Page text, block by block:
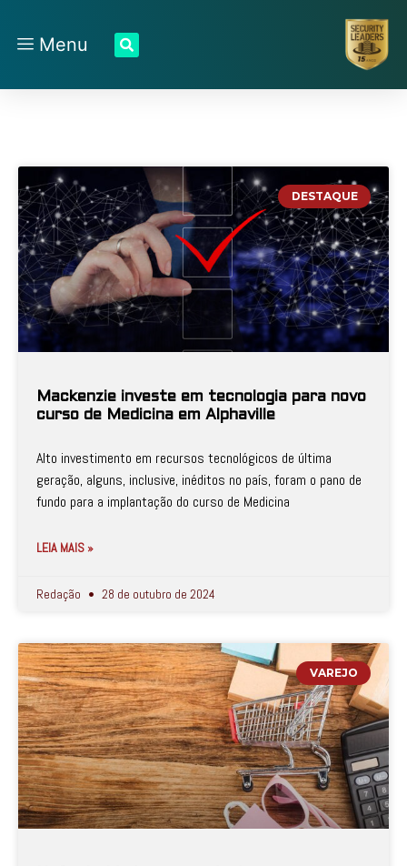
Menu
DESTAQUE
Mackenzie investe em tecnologia para novo
curso de Medicina em Alphaville
Alto investimento em recursos tecnológicos de última
geração, alguns, inclusive, inéditos no país, foram o pano de
fundo para a implantação do curso de Medicina
LEIA MAIS »
Redação 28 de outubro de 2024
VAREJO